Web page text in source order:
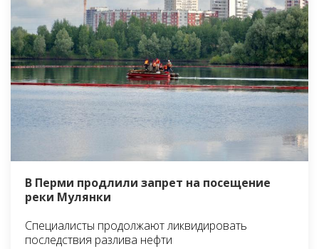
В Перми продлили запрет на посещение
реки Мулянки
Специалисты продолжают ликвидировать
последствия разлива нефти